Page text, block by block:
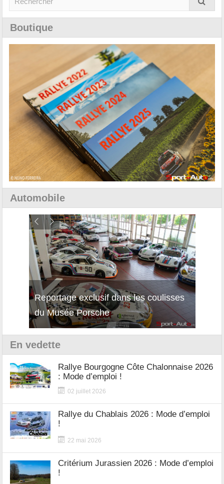
Boutique
Automobile
Reportage exclusif dans les coulisses
du Musée Porsche
En vedette
Rallye Bourgogne Côte Chalonnaise 2026
: Mode d’emploi !
02 juillet 2026
Rallye du Chablais 2026 : Mode d’emploi
!
22 mai 2026
Critérium Jurassien 2026 : Mode d’emploi
!